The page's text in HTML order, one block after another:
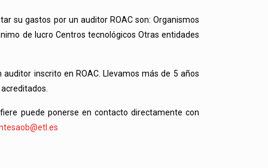
su gastos por un auditor ROAC son: Organismos
de lucro Centros tecnológicos Otras entidades
inscrito en ROAC. Llevamos más de 5 años
puede ponerse en contacto directamente con